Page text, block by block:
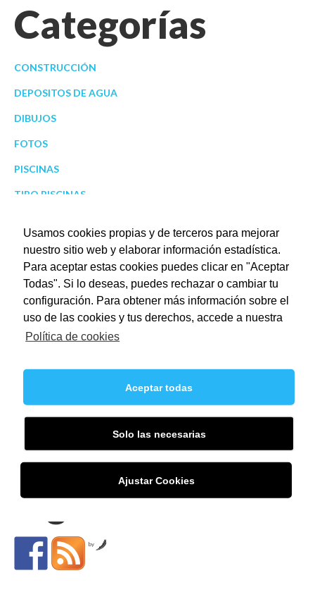
Categorías
CONSTRUCCIÓN
DEPOSITOS DE AGUA
DIBUJOS
FOTOS
PISCINAS
TIPO PISCINAS
Recientes
PISCINA RECTANGULAR 17×2.5
PISCINA RECTANGULAR 8×4 CON CORONACIÓN DE
GRANITO IN SITU
PISCINA COMUNITARIA 17×6,5
PISCINA CON TERRAZA DE GRES PORCELÁNICO IMITACIÓN
Siguenos
by
Usamos cookies propias y de terceros para mejorar
nuestro sitio web y elaborar información estadística.
Para aceptar estas cookies puedes clicar en "Aceptar
Todas". Si lo deseas, puedes rechazar o cambiar tu
configuración. Para obtener más información sobre el
uso de las cookies y tus derechos, accede a nuestra
Política de cookies
Aceptar todas
Solo las necesarias
Ajustar Cookies